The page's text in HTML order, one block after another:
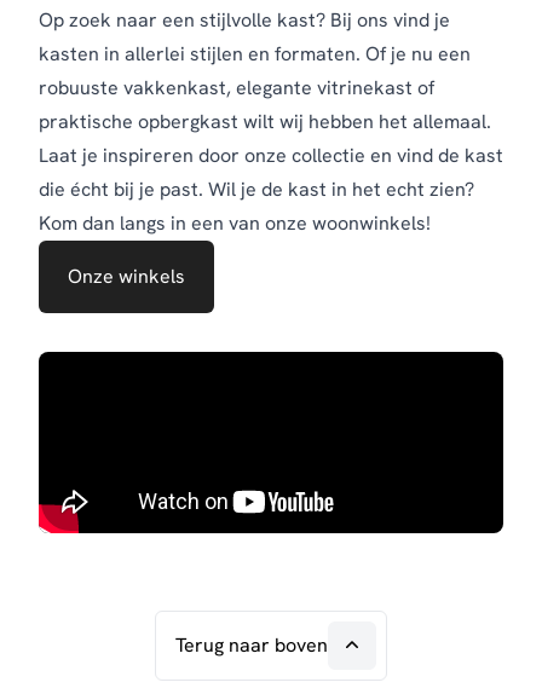
Op zoek naar een stijlvolle kast? Bij ons vind je
kasten in allerlei stijlen en formaten. Of je nu een
robuuste vakkenkast, elegante vitrinekast of
praktische opbergkast wilt wij hebben het allemaal.
Laat je inspireren door onze collectie en vind de kast
die écht bij je past. Wil je de kast in het echt zien?
Kom dan langs in een van onze woonwinkels!
Onze winkels
Terug naar boven